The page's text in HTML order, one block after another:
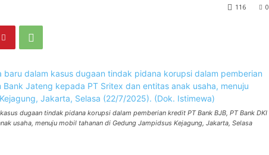
0
116
dugaan tindak pidana korupsi dalam pemberian kredit PT Bank BJB, PT Bank DKI
usaha, menuju mobil tahanan di Gedung Jampidsus Kejagung, Jakarta, Selasa